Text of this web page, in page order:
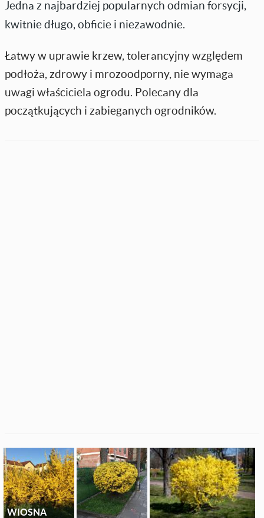
Jedna z najbardziej popularnych odmian forsycji,
kwitnie długo, obficie i niezawodnie.
Łatwy w uprawie krzew, tolerancyjny względem
podłoża, zdrowy i mrozoodporny, nie wymaga
uwagi właściciela ogrodu. Polecany dla
początkujących i zabieganych ogrodników.
WIOSNA